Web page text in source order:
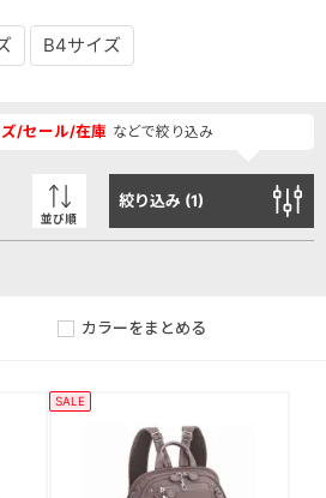
B4サイズ
/セール/在庫 などで絞り込み
並び順
絞り込み (1)
カラーをまとめる
SALE